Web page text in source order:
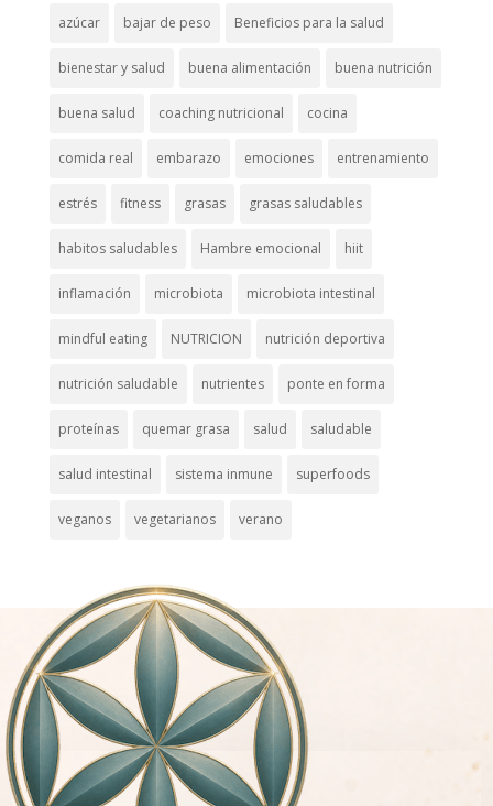
azúcar bajar de peso Beneficios para la salud
bienestar y salud buena alimentación buena nutrición
buena salud coaching nutricional cocina
comida real embarazo emociones entrenamiento
estrés fitness grasas grasas saludables
habitos saludables Hambre emocional hiit
inflamación microbiota microbiota intestinal
mindful eating NUTRICION nutrición deportiva
nutrición saludable nutrientes ponte en forma
proteínas quemar grasa salud saludable
salud intestinal sistema inmune superfoods
veganos vegetarianos verano